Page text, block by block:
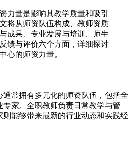
力量是影响其教学质量和吸引
将从师资队伍构成、教师资质
成果、专业发展与培训、师生
馈与评价六个方面，详细探讨
心的师资力量。
常拥有多元化的师资队伍，包括全
家。全职教师负责日常教学与管
则能够带来最新的行业动态和实践经